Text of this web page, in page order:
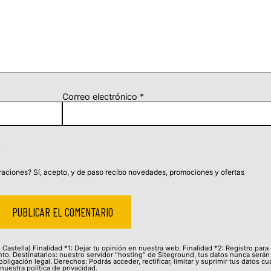
Correo electrónico *
Sí, acepto, y de paso recibo novedades, promociones y ofertas
Finalidad *1: Dejar tu opinión en nuestra web. Finalidad *2: Registro para
Destinatarios: nuestro servidor "hosting" de Siteground, tus datos nunca serán
legal. Derechos: Podrás acceder, rectificar, limitar y suprimir tus datos
política de privacidad.